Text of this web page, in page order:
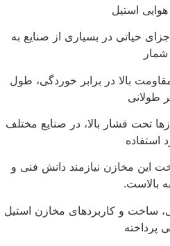
استیل
حیاتی در بسیاری از صنایع به
شمار
بالا در برابر خوردگی، طول
طولانی
تحت فشار بالا، در صنایع مختلف
استفاده
این مخازن نیازمند دانش فنی و
بالاست.
ساخت و کاربردهای مخازن استیل
پرداخته